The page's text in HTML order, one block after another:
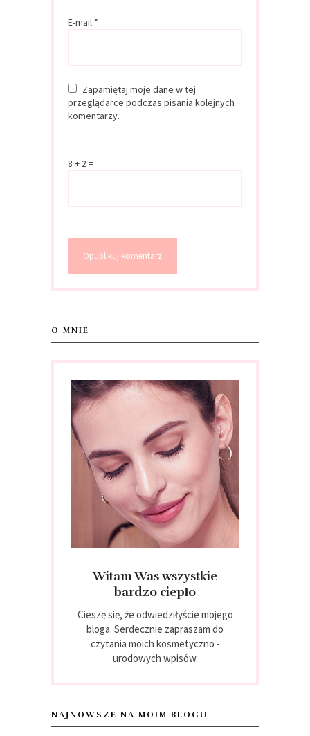
E-mail *
Zapamiętaj moje dane w tej
przeglądarce podczas pisania kolejnych
komentarzy.
8 + 2 =
O MNIE
Witam Was wszystkie
bardzo ciepło
Cieszę się, że odwiedziłyście mojego
bloga. Serdecznie zapraszam do
czytania moich kosmetyczno -
urodowych wpisów.
NAJNOWSZE NA MOIM BLOGU